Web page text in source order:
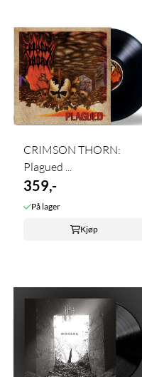
CRIMSON THORN:
Plagued ...
359,-
På lager
Kjøp